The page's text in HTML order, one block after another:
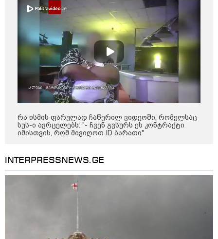
2026 წლის ყველაზე გაყიდვადი
ავტომობილები - Focus2Move-ის
რეიტინგი
აფრიკის ქვეყნები ამერიკულ
დოლარზე უარს ამბობენ
რა ისმის ფარულად ჩაწერილ ვიდეოში, რომელსაც
სუს-ი ავრცელებს: "- ჩვენ გვსურს ეს კონტრაქტი
იმისთვის, რომ მივიღოთ ID ბარათი"
INTERPRESSNEWS.GE